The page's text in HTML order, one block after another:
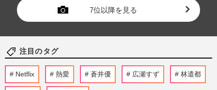
7位以降を見る
注目のタグ
Netflix 熱愛 蒼井優 広瀬すず 林遣都